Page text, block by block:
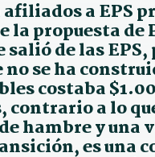
a EPS
propuesta de
de las
se ha
costaba
contrario a lo
hambre y
es una